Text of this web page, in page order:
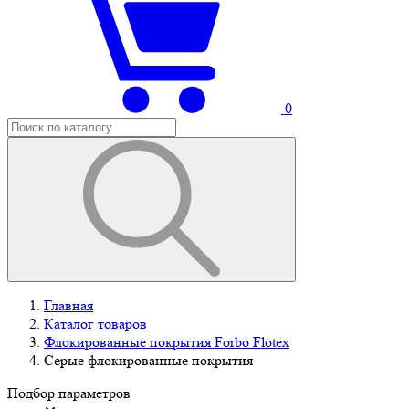
0
Главная
Каталог товаров
Флокированные покрытия Forbo Flotex
Серые флокированные покрытия
Подбор параметров